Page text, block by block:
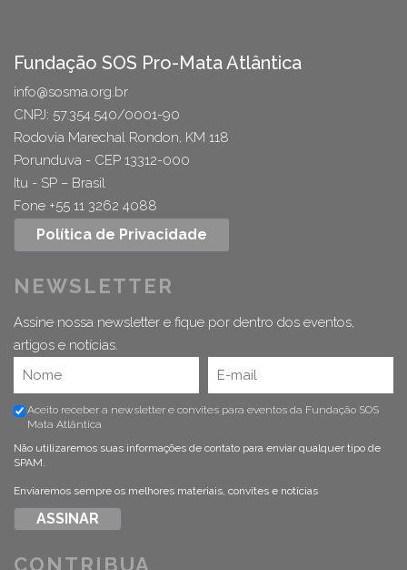
Fundação SOS Pro-Mata Atlântica
info@sosma.org.br
CNPJ: 57.354.540/0001-90
Rodovia Marechal Rondon, KM 118
Porunduva - CEP 13312-000
Itu - SP – Brasil
Fone +55 11 3262 4088
Política de Privacidade
NEWSLETTER
Assine nossa newsletter e fique por dentro dos eventos,
artigos e notícias.
Aceito receber a newsletter e convites para eventos da Fundação SOS
Mata Atlântica
Não utilizaremos suas informações de contato para enviar qualquer tipo de
SPAM.
Enviaremos sempre os melhores materiais, convites e notícias
CONTRIBUA